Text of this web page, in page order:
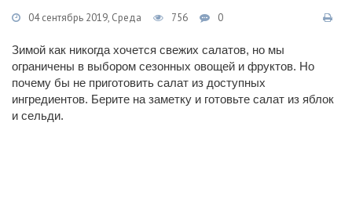
04 сентябрь 2019, Среда 756 0
Зимой как никогда хочется свежих салатов, но мы
ограничены в выбором сезонных овощей и фруктов. Но
почему бы не приготовить салат из доступных
ингредиентов. Берите на заметку и готовьте салат из яблок
и сельди.